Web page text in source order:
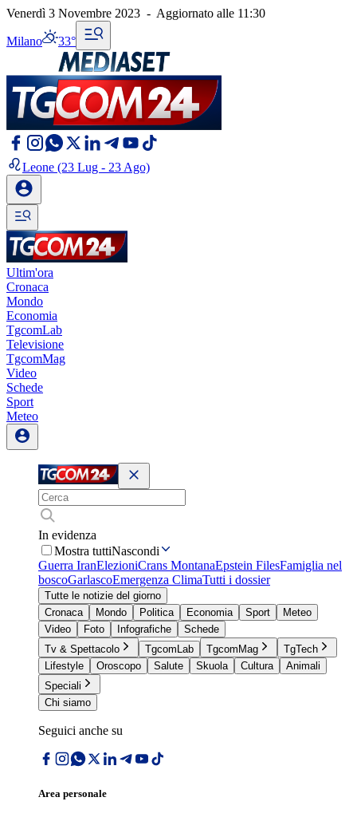
Venerdì 3 Novembre 2023 - Aggiornato alle 11:30
Milano 33°
Leone (23 Lug - 23 Ago)
Ultim'ora
Cronaca
Mondo
Economia
TgcomLab
Televisione
TgcomMag
Video
Schede
Sport
Meteo
In evidenza
Mostra tuttiNascondi
Guerra IranElezioniCrans MontanaEpstein FilesFamiglia nel
boscoGarlascoEmergenza ClimaTutti i dossier
Tutte le notizie del giorno
Cronaca
Mondo Politica Economia Sport
Meteo
Video
Foto Infografiche
Schede
Tv & Spettacolo
TgcomLab TgcomMag
TgTech
Lifestyle
Oroscopo Salute Skuola Cultura
Animali
Speciali
Chi siamo
Seguici anche su
Area personale